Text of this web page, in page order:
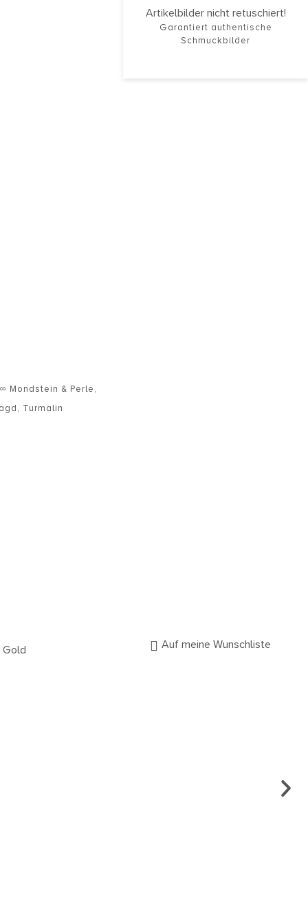
Mondstein & Perle,
, Turmalin
Artikelbilder nicht retuschiert!
Garantiert authentische
Schmuckbilder
Auf meine Wunschliste